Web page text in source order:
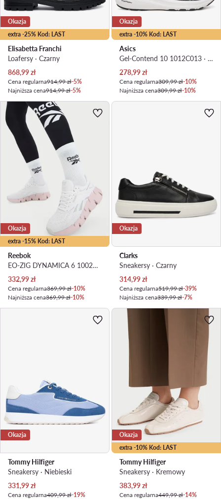
extra -25% Kod: LAST
Okazja
Elisabetta Franchi
Loafersy · Czarny
Aktualna cena
868,99zł
Cena regularna914,99 zł-5%
Najniższa cena914,99 zł-5%
extra -10% Kod: LAST
Okazja
Asics
Gel-Contend 10 1012C013 · Buty do biegania
Aktualna cena
278,99zł
Cena regularna309,99 zł-10%
Najniższa cena309,99 zł-10%
extra -15% Kod: LAST
Okazja
Reebok
EO-ZIG DYNAMICA 6 100271438 · Buty do biegania
Aktualna cena
332,99zł
Cena regularna369,99 zł-10%
Najniższa cena369,99 zł-10%
Okazja
Clarks
Sneakersy · Czarny
Aktualna cena
314,99zł
Cena regularna519,99 zł-39%
Najniższa cena339,99 zł-7%
Okazja
Tommy Hilfiger
Sneakersy · Niebieski
Aktualna cena
331,99zł
Cena regularna409,99 zł-19%
extra -10% Kod: LAST
Okazja
Tommy Hilfiger
Sneakersy · Kremowy
Aktualna cena
383,99zł
Cena regularna449,99 zł-14%